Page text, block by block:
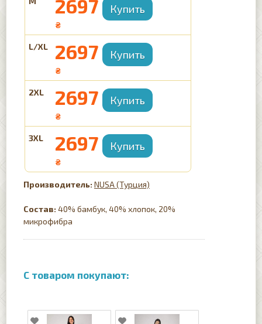
2697
₴
L/XL 2697
₴
2XL 2697
₴
3XL 2697
₴
NUSA (Турция)
Состав: 40% бамбук, 40% хлопок, 20%
микрофибра